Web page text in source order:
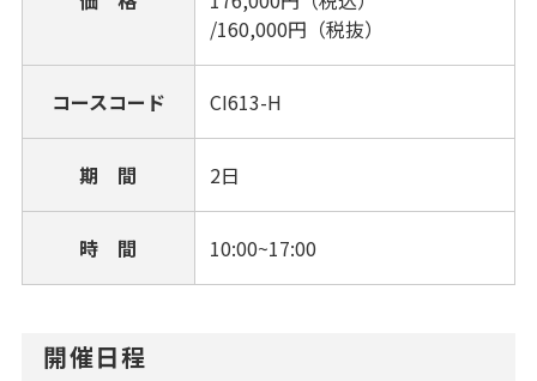
/160,000円（税抜）
コースコード CI613-H
期 間 2日
時 間 10:00~17:00
開催日程